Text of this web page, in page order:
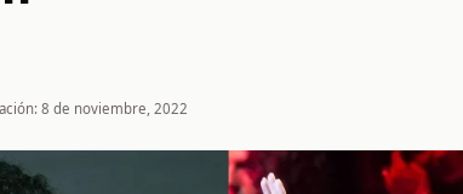
8 de noviembre, 2022